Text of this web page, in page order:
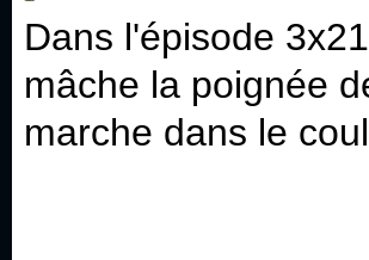
Dans l'épisode
mâche la poignée
marche dans le